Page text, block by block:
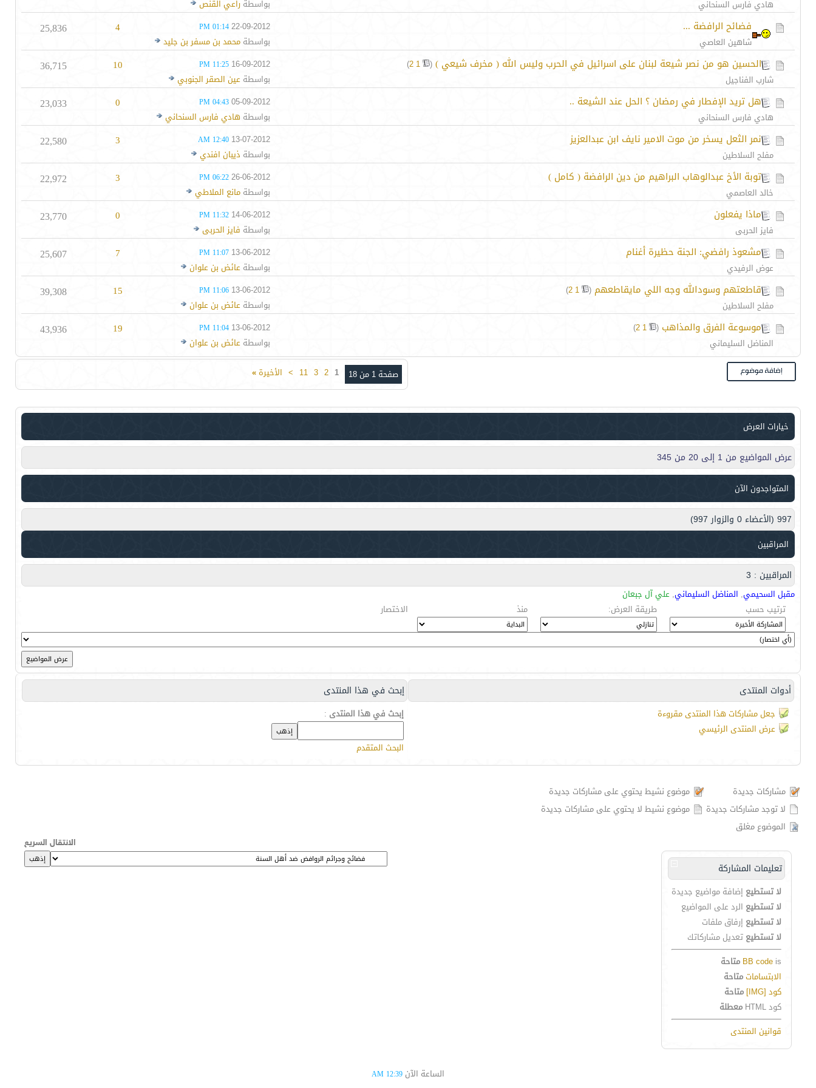
هادي فارس السنحاني بواسطةراعي القنص
فضائح الرافضة ...
شاهين العاصي
22-09-2012
01:14 PM
بواسطةمحمد بن مسفر بن جليد
4
25,836
الحسين هو من نصر شيعة لبنان على اسرائيل في الحرب وليس الله ( مخرف شيعي ) (
1
2
)
شارب الفناجيل
16-09-2012
11:25 PM
بواسطةعين الصقر الجنوبي
10
36,715
هل تريد الإفطار في رمضان ؟ الحل عند الشيعة ..
هادي فارس السنحاني
05-09-2012
04:43 PM
بواسطة هادي فارس السنحاني
0
23,033
نمر الثعل يسخر من موت الامير نايف ابن عبدالعزيز
مفلح السلاطين
13-07-2012
12:40 AM
بواسطة ذيبان افندي
3
22,580
توبة الأخ عبدالوهاب البراهيم من دين الرافضة ( كامل )
خالد العاصمي
26-06-2012
06:22 PM
بواسطةمانع الملاطي
3
22,972
ماذا يفعلون
فايز الحربى
14-06-2012
11:32 PM
بواسطة فايز الحربى
0
23,770
مشعوذ رافضي: الجنة حظيرة أغنام
عوض الرفيدي
13-06-2012
11:07 PM
بواسطةعائض بن علوان
7
25,607
قاطعتهم وسودالله وجه اللي مايقاطعهم (
1
2
)
مفلح السلاطين
13-06-2012
11:06 PM
بواسطةعائض بن علوان
15
39,308
موسوعة الفرق والمذاهب (
1
2
)
المناضل السليماني
13-06-2012
11:04 PM
بواسطةعائض بن علوان
19
43,936
صفحة 1 من 18 1
2
3
11
> الأخيرة»
خيارات العرض
عرض المواضيع من 1 إلى 20 من 345
المتواجدون الآن
997 (الأعضاء 0 والزوار 997)
المراقبين
المراقبين : 3
مقبل السحيمي, المناضل السليماني, علي آل جبعان
ترتيب حسب
طريقة العرض: منذ الاختصار
أدوات المنتدى إبحث في هذا المنتدى
جعل مشاركات هذا المنتدى مقروءة
عرض المنتدى الرئيسي
إبحث في هذا المنتدى :
البحث المتقدم
مشاركات جديدة
موضوع نشيط يحتوي على مشاركات جديدة
لا توجد مشاركات جديدة
موضوع نشيط لا يحتوي على مشاركات جديدة
الموضوع مغلق
تعليمات المشاركة
لا تستطيع إضافة مواضيع جديدة
لا تستطيع الرد على المواضيع
لا تستطيع إرفاق ملفات
لا تستطيع تعديل مشاركاتك
BB code is
متاحة
الابتساماتمتاحة
كود [IMG]
متاحة
كود HTML
معطلة
قوانين المنتدى
الانتقال السريع
الساعة الآن 12:39 AM